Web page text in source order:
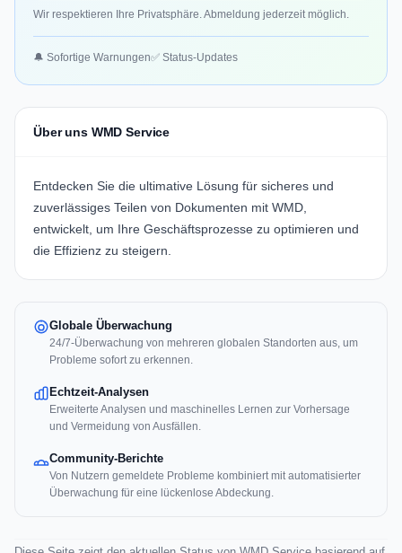
Wir respektieren Ihre Privatsphäre. Abmeldung jederzeit möglich.
🔔 Sofortige Warnungen✅ Status-Updates
Über uns WMD Service
Entdecken Sie die ultimative Lösung für sicheres und
zuverlässiges Teilen von Dokumenten mit WMD,
entwickelt, um Ihre Geschäftsprozesse zu optimieren und
die Effizienz zu steigern.
Globale Überwachung
24/7-Überwachung von mehreren globalen Standorten aus, um
Probleme sofort zu erkennen.
Echtzeit-Analysen
Erweiterte Analysen und maschinelles Lernen zur Vorhersage
und Vermeidung von Ausfällen.
Community-Berichte
Von Nutzern gemeldete Probleme kombiniert mit automatisierter
Überwachung für eine lückenlose Abdeckung.